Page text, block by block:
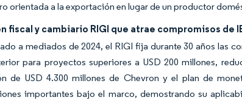
orientada a la exportación en lugar de un productor
fiscal y cambiario RIGI que atrae compromisos de
a mediados de 2024, el RIGI fija durante 30 años las
para proyectos superiores a USD 200 millones,
de USD 4.300 millones de Chevron y el plan de
importantes bajo el marco, demostrando su